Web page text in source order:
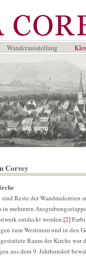
Wanderausstellung
Corvey
Reste der
mehreren
entdeckt worden.[2]
zum Westraum und in den
Raum der Kirche
aus dem 9. Jahrhundert